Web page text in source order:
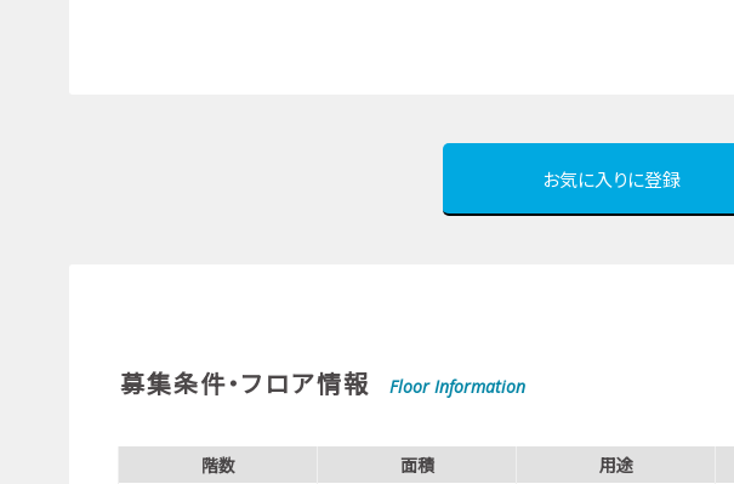
お気に入りに登録
募集条件・フロア情報 Floor Information
階数 面積 用途